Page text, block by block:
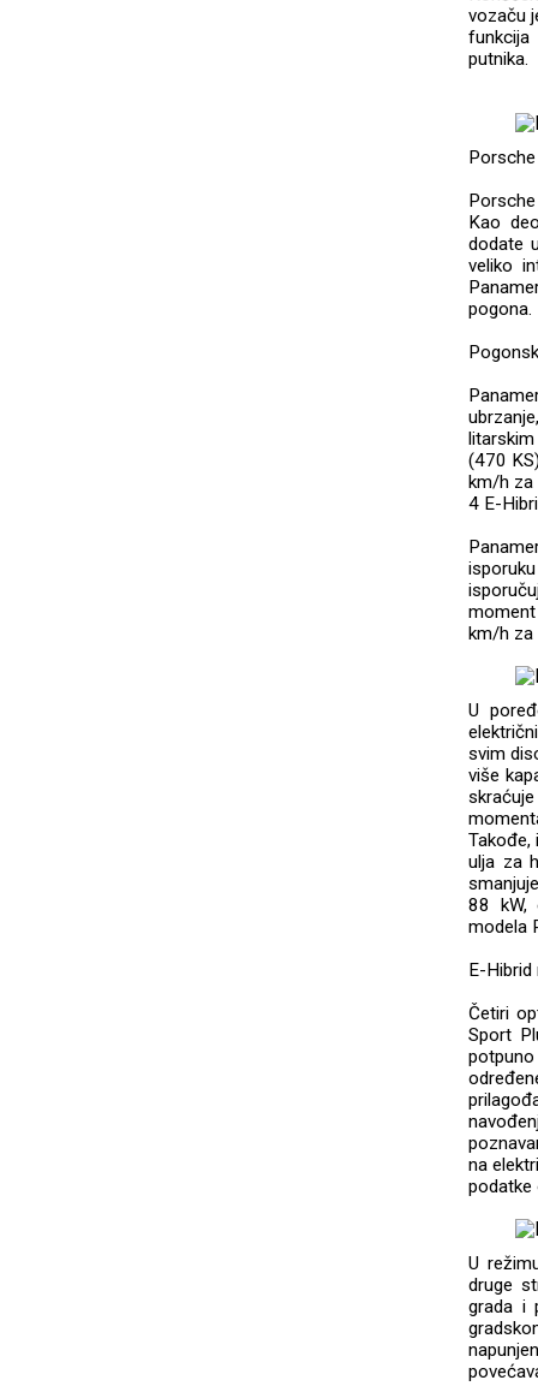
vozaču
funkcija
putnika.
Kao
dodate
veliko
pogona.
(470
km/h za
4 E-
km/h za
U
svim
više
Takođe,
ulja za
88 kW,
modela
E-
Četiri
Sport
na
podatke
U
druge
grada i